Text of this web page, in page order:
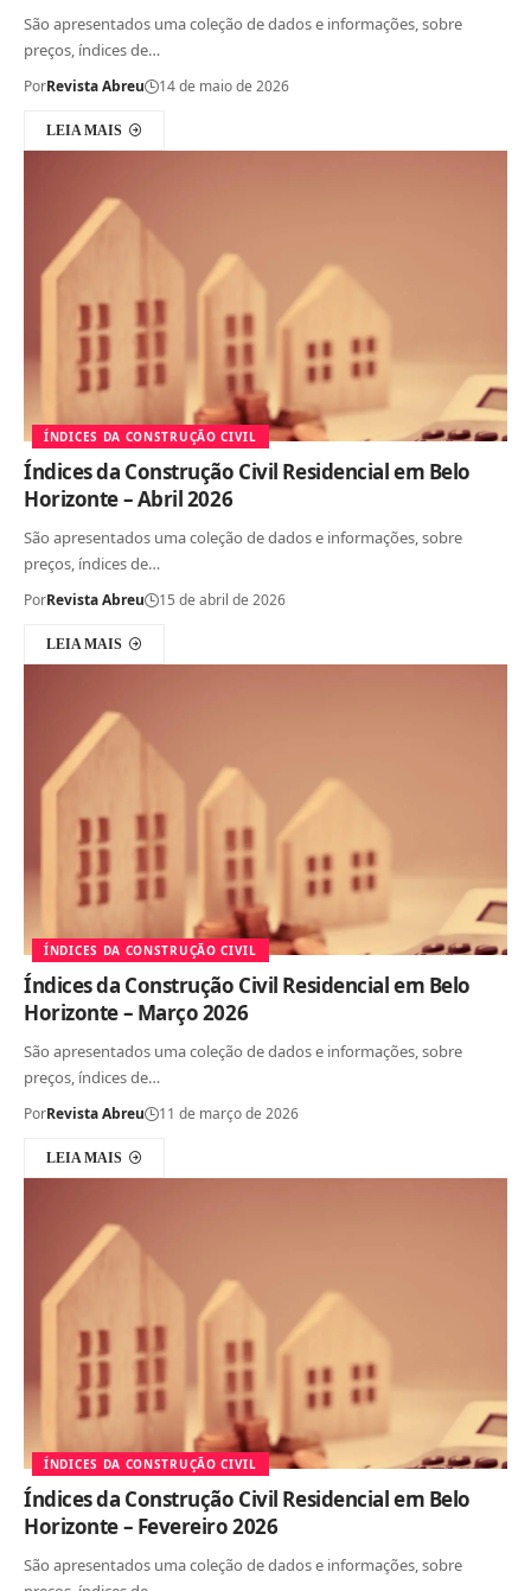
São apresentados uma coleção de dados e informações, sobre
preços, índices de…
PorRevista Abreu 14 de maio de 2026
LEIA MAIS
ÍNDICES DA CONSTRUÇÃO CIVIL
Índices da Construção Civil Residencial em Belo
Horizonte – Abril 2026
São apresentados uma coleção de dados e informações, sobre
preços, índices de…
PorRevista Abreu 15 de abril de 2026
LEIA MAIS
ÍNDICES DA CONSTRUÇÃO CIVIL
Índices da Construção Civil Residencial em Belo
Horizonte – Março 2026
São apresentados uma coleção de dados e informações, sobre
preços, índices de…
PorRevista Abreu 11 de março de 2026
LEIA MAIS
ÍNDICES DA CONSTRUÇÃO CIVIL
Índices da Construção Civil Residencial em Belo
Horizonte – Fevereiro 2026
São apresentados uma coleção de dados e informações, sobre